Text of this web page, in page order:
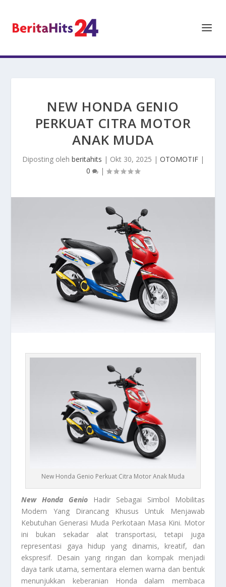
NEW HONDA GENIO
PERKUAT CITRA MOTOR
ANAK MUDA
Diposting oleh beritahits | Okt 30, 2025 | OTOMOTIF|
0
|
New Honda Genio Perkuat Citra Motor Anak Muda
New Honda Genio Hadir Sebagai Simbol Mobilitas
Modern Yang Dirancang Khusus Untuk Menjawab
Kebutuhan Generasi Muda Perkotaan Masa Kini. Motor
ini bukan sekadar alat transportasi, tetapi juga
representasi gaya hidup yang dinamis, kreatif, dan
ekspresif. Desain yang ringan dan kompak menjadi
daya tarik utama, sementara elemen warna dan bentuk
menunjukkan keberanian Honda dalam membaca